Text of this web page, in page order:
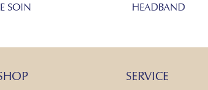
SOIN HEADBAND
SERVICE